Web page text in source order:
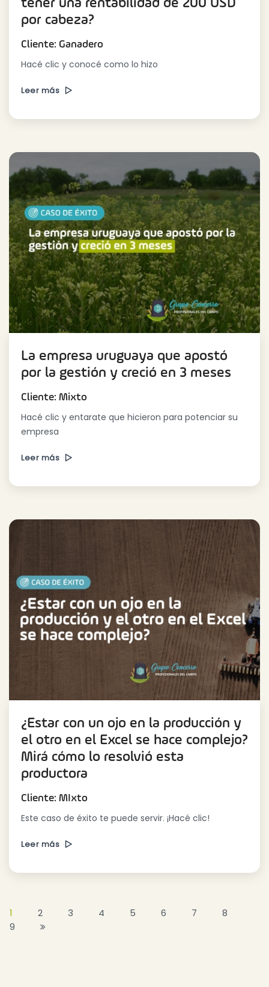
tener una rentabilidad de 200 USD
por cabeza?
Cliente: Ganadero
Hacé clic y conocé como lo hizo
Leer más
La empresa uruguaya que apostó
por la gestión y creció en 3 meses
Cliente: Mixto
Hacé clic y entarate que hicieron para potenciar su
empresa
Leer más
¿Estar con un ojo en la producción y
el otro en el Excel se hace complejo?
Mirá cómo lo resolvió esta
productora
Cliente: MIxto
Este caso de éxito te puede servir. ¡Hacé clic!
Leer más
1 2 3 4 5 6 7
8
9